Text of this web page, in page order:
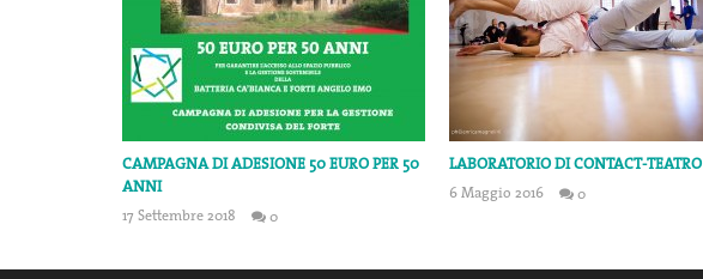
CAMPAGNA DI ADESIONE 50 EURO PER 50
ANNI
17 Settembre 2018
0
LABORATORIO DI CONTACT-TEATRO
6 Maggio 2016
0